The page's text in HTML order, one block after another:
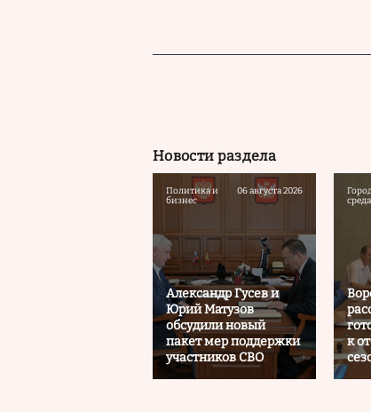
Новости раздела
Политика и
бизнес
06 августа 2026
Александр Гусев и
Юрий Матузов
обсудили новый
пакет мер поддержки
участников СВО
среда
к